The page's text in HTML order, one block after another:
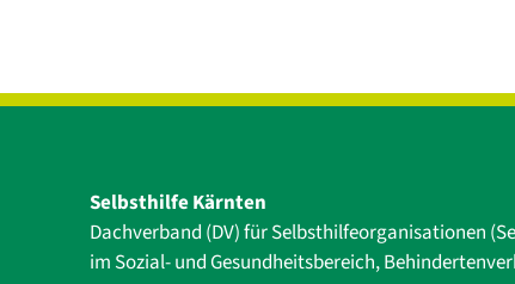
Selbsthilfe Kärnten
Dachverband (DV) für Selbsthilfe­organisationen
im Sozial- und Gesundheits­bereich,